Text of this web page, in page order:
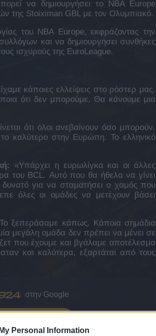
Personal Information
να δημιουργήσει το NBA Europe
της Stoiximan GBL με τον Ολυμπιακό.
του NBA Europe, εκφράζοντας την
και να δημιουργήσει συνθήκες
ισχυρούς της EuroLeague.
κάποιες ελλείψεις στο ρόστερ μας.
ότι δεν μπορούμε. Θα κάνουμε μια
ότι όλοι ανεβαίνουν όσο μπορούν.
καλύτερο στην Ευρώπη. Το ελληνικό
«Υπάρχει η ευρωλίγκα και οι άλλες
του BCL. Αυτό που θα ήθελα να γίνει
για να σταματήσει ο χαμός που
όλες οι ομάδες να μετέχουν βάσει
ξεπεράσαμε κάπως. Κάποια σημάδια
μεγάλη ομάδα δεν πρέπει να μένει σε
που έχουμε και βγάλαμε αποτέλεσμα
και καλύτερα, εξαρτάται από τους
στην Google